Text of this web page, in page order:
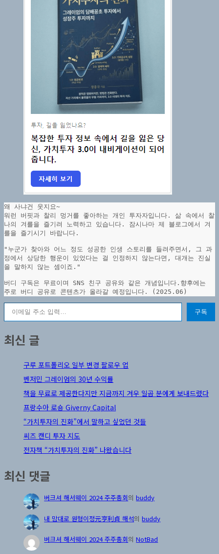
왜 사냐건 웃지요~
워런 버핏과 찰리 멍거를 좋아하는 개인 투자자입니다. 삶 속에서 찰
나의 겨를을 즐기려 노력하고 있습니다. 잠시나마 제 블로그에서 겨
를을 즐기시기 바랍니다.
"누군가 찾아와 어느 정도 성공한 인생 스토리를 들려주면서, 그 과
정에서 상당한 행운이 있었다는 걸 인정하지 않는다면, 대개는 진실
을 말하지 않는 셈이죠."
버디 구독은 무료이며 SNS 친구 공유와 같은 개념입니다.향후에는
주로 버디 공유로 콘텐츠가 올라갈 예정입니다. (2025.06)
이메일 주소 입력…
구독
최신 글
구루 포트폴리오 일부 변경 팔로우 업
벤저민 그레이엄의 30년 수익률
책을 무료로 제공한다지만 지금까지 겨우 일곱 분에게 보내드렸다
프랑수아 로숑 Giverny Capital
“가치투자의 진화”에서 말하고 싶었던 것들
씨즈 캔디 투자 지도
전자책 “가치투자의 진화” 나왔습니다
최신 댓글
버크셔 해서웨이 2024 주주총회의buddy
내 맘대로 원형이정元亨利貞 해석의buddy
버크셔 해서웨이 2024 주주총회의NotBad